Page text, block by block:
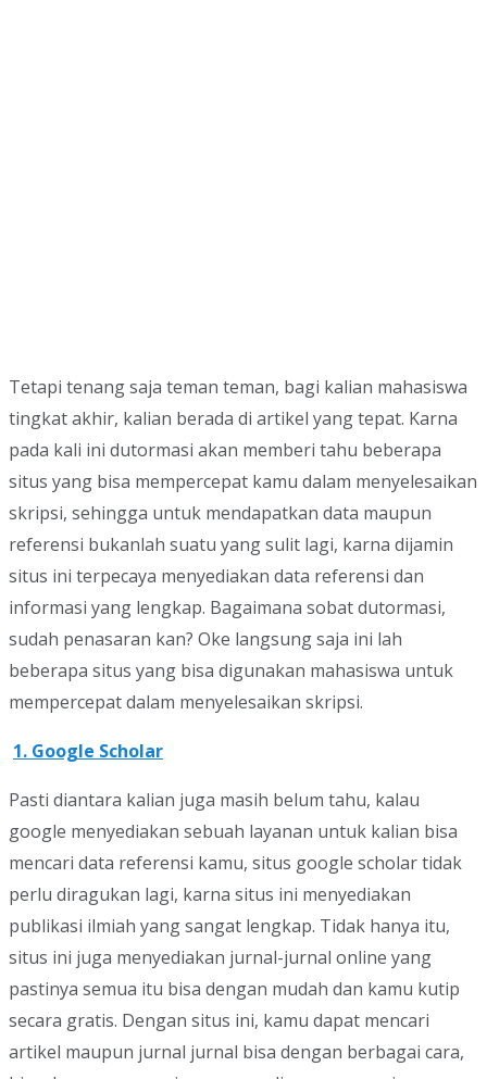
Tetapi tenang saja teman teman, bagi kalian mahasiswa
tingkat akhir, kalian berada di artikel yang tepat. Karna
pada kali ini dutormasi akan memberi tahu beberapa
situs yang bisa mempercepat kamu dalam menyelesaikan
skripsi, sehingga untuk mendapatkan data maupun
referensi bukanlah suatu yang sulit lagi, karna dijamin
situs ini terpecaya menyediakan data referensi dan
informasi yang lengkap. Bagaimana sobat dutormasi,
sudah penasaran kan? Oke langsung saja ini lah
beberapa situs yang bisa digunakan mahasiswa untuk
mempercepat dalam menyelesaikan skripsi.
1. Google Scholar
Pasti diantara kalian juga masih belum tahu, kalau
google menyediakan sebuah layanan untuk kalian bisa
mencari data referensi kamu, situs google scholar tidak
perlu diragukan lagi, karna situs ini menyediakan
publikasi ilmiah yang sangat lengkap. Tidak hanya itu,
situs ini juga menyediakan jurnal-jurnal online yang
pastinya semua itu bisa dengan mudah dan kamu kutip
secara gratis. Dengan situs ini, kamu dapat mencari
artikel maupun jurnal jurnal bisa dengan berbagai cara,